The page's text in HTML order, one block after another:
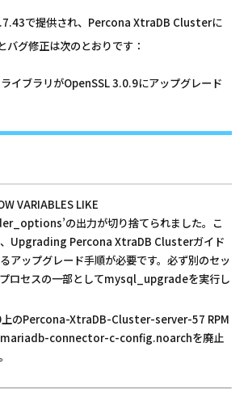
で提供され、Percona XtraDB Clusterに
バグ修正は次のとおりです：
イブラリがOpenSSL 3.0.9にアップグレード
VARIABLES LIKE
の出力が切り捨てられました。こ
、Upgrading Percona XtraDB Clusterガイド
アップグレード手順が必要です。必ず別のセッ
ロセスの一部としてmysql_upgradeを実行し
上のPercona-XtraDB-Cluster-server-57 RPM
mariadb-connector-c-config.noarchを廃止